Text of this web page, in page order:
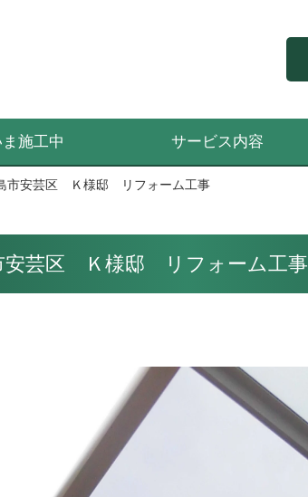
施工中 サービス内容
市安芸区 Ｋ様邸 リフォーム工事
安芸区 Ｋ様邸 リフォーム工事